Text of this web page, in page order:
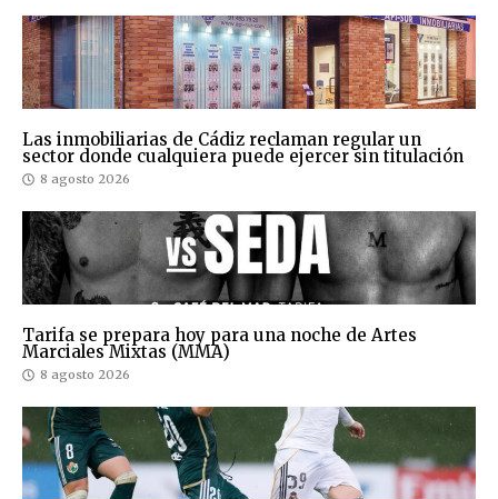
Las inmobiliarias de Cádiz reclaman regular un
sector donde cualquiera puede ejercer sin titulación
8 agosto 2026
Tarifa se prepara hoy para una noche de Artes
Marciales Mixtas (MMA)
8 agosto 2026